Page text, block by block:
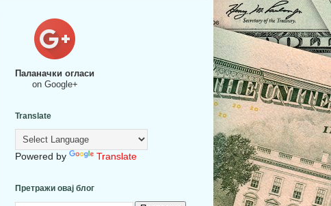
Паланачки огласи
on Google+
Translate
Powered by Translate
Претражи овај блог